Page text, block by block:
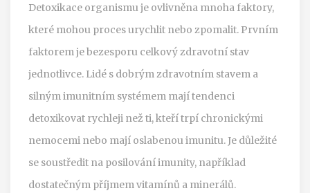
Detoxikace organismu je ovlivněna mnoha faktory,
které mohou proces urychlit nebo zpomalit. Prvním
faktorem je bezesporu celkový zdravotní stav
jednotlivce. Lidé s dobrým zdravotním stavem a
silným imunitním systémem mají tendenci
detoxikovat rychleji než ti, kteří trpí chronickými
nemocemi nebo mají oslabenou imunitu. Je důležité
se soustředit na posilování imunity, například
dostatečným příjmem vitamínů a minerálů.